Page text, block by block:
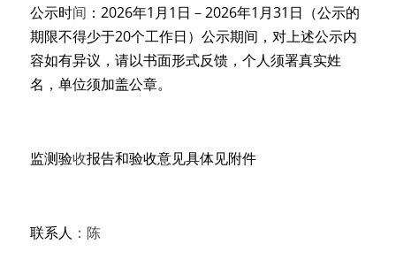
公示时间 ：2026年1月1 日 －2026年1月31 日 （公示的
期限不得少于20个工作日）公示期间，对上述公示内
容如有异议，请以书面形式反馈，个人须署真实姓
名，单位须加盖公章。
监测验收报告和验收意见具体见附件
联系人 ： 陈